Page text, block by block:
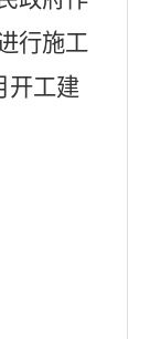
行施工
开工建